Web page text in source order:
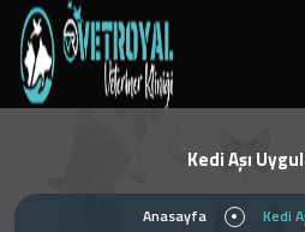
Kedi Aşı
Anasayfa Kedi